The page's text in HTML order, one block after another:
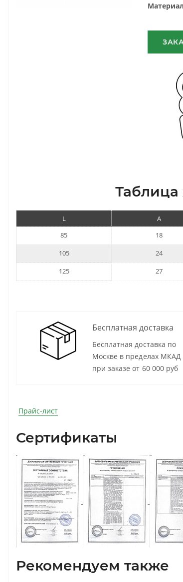
Материал
Таблица
L A
85
18
105 24
125 27
Бесплатная доставка
Бесплатная доставка по
Москве в пределах МКАД
при заказе от 60 000 руб
Прайс-лист
Сертификаты
Рекомендуем также